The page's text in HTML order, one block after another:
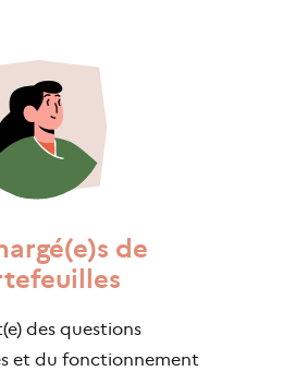
de
des questions
et du fonctionnement